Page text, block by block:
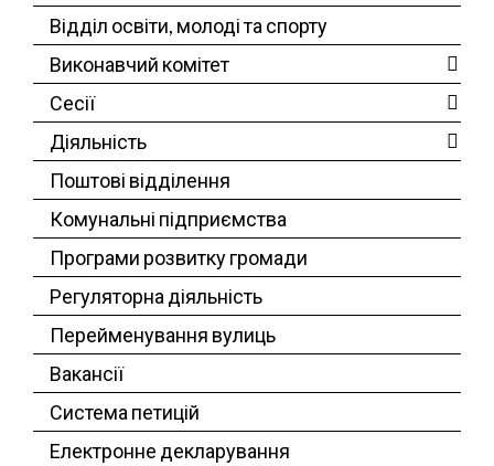
Відділ освіти, молоді та спорту
Виконавчий комітет
Сесії
Діяльність
Поштові відділення
Комунальні підприємства
Програми розвитку громади
Регуляторна діяльність
Перейменування вулиць
Вакансії
Система петицій
Електронне декларування